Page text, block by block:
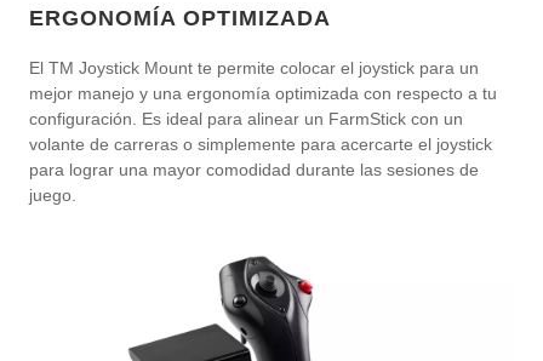
ERGONOMÍA OPTIMIZADA
El TM Joystick Mount te permite colocar el joystick para un
mejor manejo y una ergonomía optimizada con respecto a tu
configuración. Es ideal para alinear un FarmStick con un
volante de carreras o simplemente para acercarte el joystick
para lograr una mayor comodidad durante las sesiones de
juego.